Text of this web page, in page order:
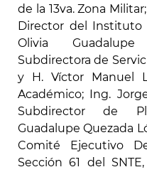
de la 13va. Zona
Director del Instituto
Olivia
Subdirectora de
y H. Víctor Manuel
Académico; Ing.
Subdirector de
Guadalupe Quezada
Comité Ejecutivo
Sección 61 del